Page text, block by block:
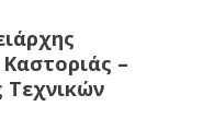
–
Τεχνικών